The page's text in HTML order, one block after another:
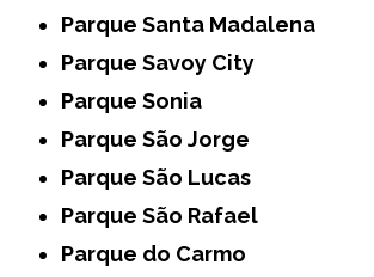
Parque Santa Madalena
Parque Savoy City
Parque Sonia
Parque São Jorge
Parque São Lucas
Parque São Rafael
Parque do Carmo